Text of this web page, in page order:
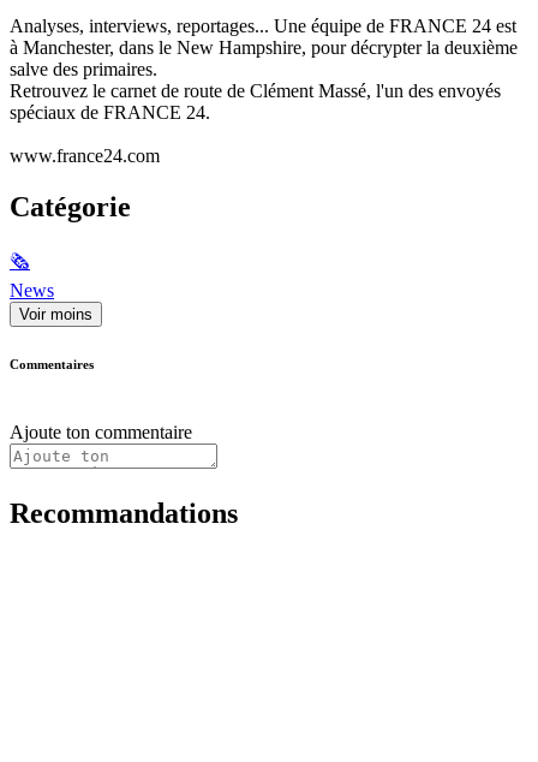
Analyses, interviews, reportages... Une équipe de FRANCE 24 est
à Manchester, dans le New Hampshire, pour décrypter la deuxième
salve des primaires.
Retrouvez le carnet de route de Clément Massé, l'un des envoyés
spéciaux de FRANCE 24.
www.france24.com
Catégorie
🗞
News
Voir moins
Commentaires
Ajoute ton commentaire
Recommandations